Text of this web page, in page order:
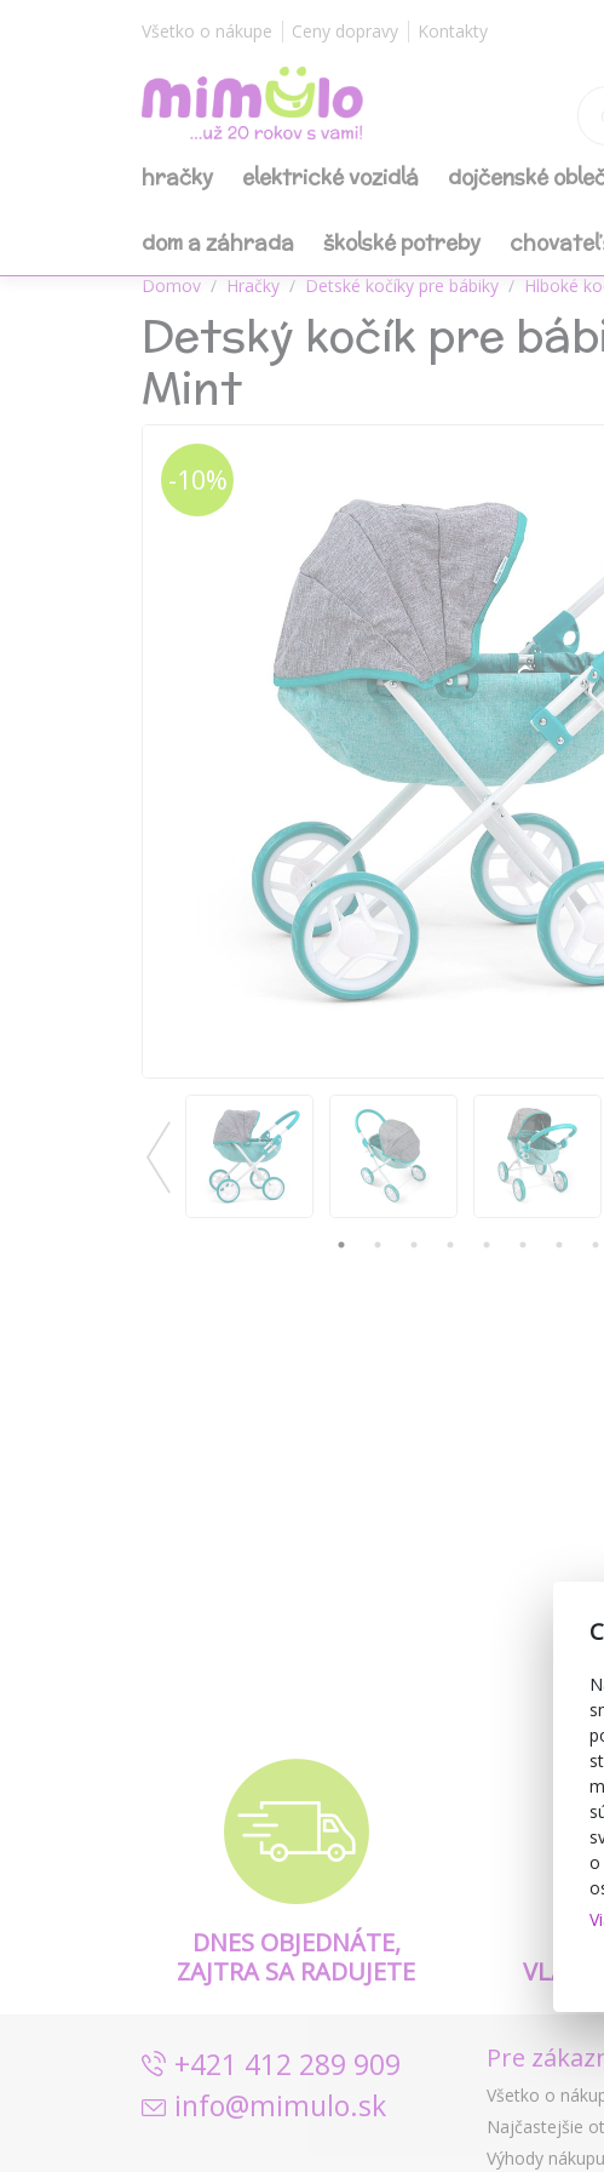
Všetko o nákupe Ceny dopravy Kontakty
hračky elektrické vozidlá dojčenské
dom a záhrada školské potreby
Domov Hračky Detské kočíky pre bábiky Hlboké
Detský kočík pre
Mint
-10%
DNES OBJEDNÁTE,
ZAJTRA SA RADUJETE
+421 412 289 909
info@mimulo.sk
Pre
Všetko o
Najčastejšie
Výhody nákupu
o